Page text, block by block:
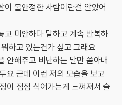
이 불안정한 사람이란걸 알았어
고 미안하다 말하고 계속 반복하
하고 있는건가 싶고 그래요
안해주고 비난하는 말만 쏟아내
요 근데 이런 저의 모습을 보고
이 점점 식어가는게 느껴져서 슬